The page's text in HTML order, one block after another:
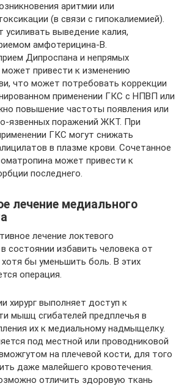
аритмии или
(в связи с гипокалиемией).
выведение калия,
амфотерицина-В.
Дипроспана и непрямых
может привести к изменению
что может потребовать коррекции
применении ГКС с НПВП или
повышение частоты появления или
язвенных поражений ЖКТ. При
ГКС могут снижать
в плазме крови. Сочетанное
может привести к
последнего.
лечение медиального
лечение локтевого
состоянии избавить человека от
хотя бы уменьшить боль. В этих
операция.
хирург выполняет доступ к
мышц сгибателей предплечья в
их к медиальному надмыщелку.
под местной или проводниковой
на плечевой кости, для того
даже малейшего кровотечения.
отличить здоровую ткань